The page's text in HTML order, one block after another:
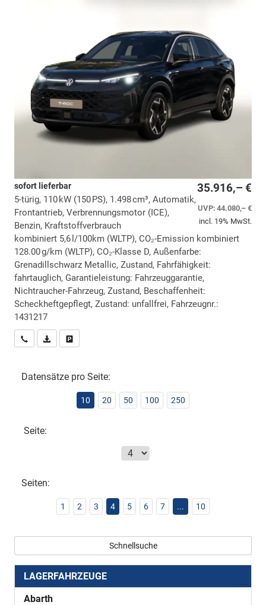
35.916,– €
UVP:44.080,– €
incl. 19% MwSt.
sofort lieferbar
5-türig, 110 kW (150 PS), 1.498 cm³, Automatik,
Frontantrieb, Verbrennungsmotor (ICE),
Benzin, Kraftstoffverbrauch
kombiniert 5,6 l/100km (WLTP), CO₂-Emission kombiniert
128.00 g/km (WLTP), CO₂-Klasse D, Außenfarbe:
Grenadillschwarz Metallic, Zustand, Fahrfähigkeit:
fahrtauglich, Garantieleistung: Fahrzeuggarantie,
Nichtraucher-Fahrzeug, Zustand, Beschaffenheit:
Scheckheftgepflegt, Zustand: unfallfrei, Fahrzeugnr.:
1431217
Wir rufen Sie anPDF-Datei, Fahrzeugexposé drucken
Datensätze pro Seite:
10 20 50 100 250
Seite:
Seiten:
1 2 3 4 5 6 7 ... 10
Schnellsuche
LAGERFAHRZEUGE
Abarth